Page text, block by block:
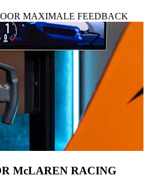
MAXIMALE FEEDBACK
McLAREN RACING